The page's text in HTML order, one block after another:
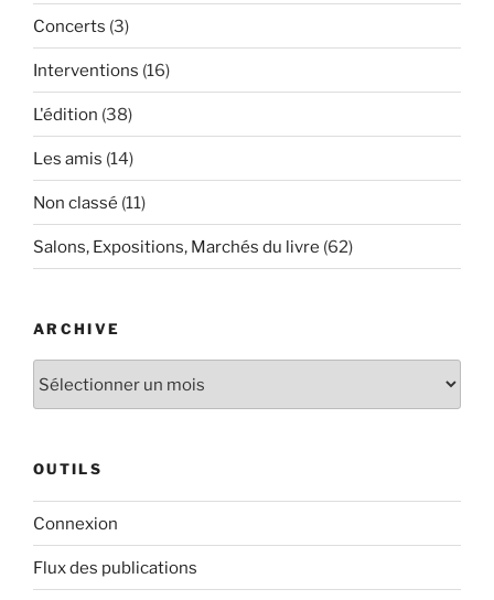
Concerts (3)
Interventions (16)
L'édition (38)
Les amis (14)
Non classé (11)
Salons, Expositions, Marchés du livre (62)
ARCHIVE
OUTILS
Connexion
Flux des publications